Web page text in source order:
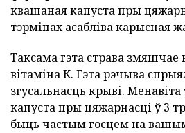
квашаная капуста пры
тэрмінах асабліва карысная
Таксама гэта страва змяшчае
вітаміна К. Гэта рэчыва
згусальнасць крыві.
капуста пры цяжарнасці ў 3
быць частым госцем на